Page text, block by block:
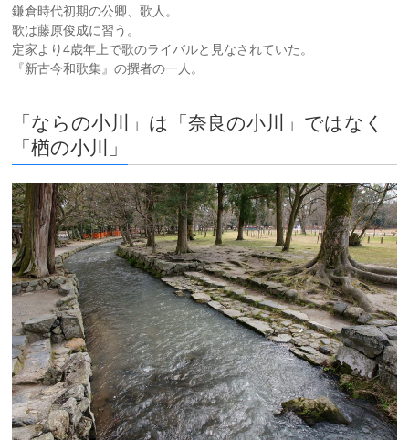
鎌倉時代初期の公卿、歌人。
歌は藤原俊成に習う。
定家より4歳年上で歌のライバルと見なされていた。
『新古今和歌集』の撰者の一人。
「ならの小川」は「奈良の小川」ではなく
「楢の小川」